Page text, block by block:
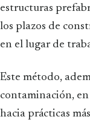
estructuras
los plazos de
en el lugar de
Este método,
contaminación,
hacia prácticas